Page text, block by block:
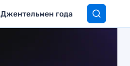
Джентельмен года